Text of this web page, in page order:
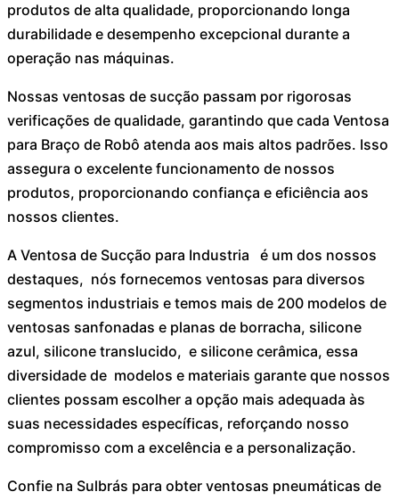
produtos de alta qualidade, proporcionando longa
durabilidade e desempenho excepcional durante a
operação nas máquinas.
Nossas ventosas de sucção passam por rigorosas
verificações de qualidade, garantindo que cada Ventosa
para Braço de Robô atenda aos mais altos padrões. Isso
assegura o excelente funcionamento de nossos
produtos, proporcionando confiança e eficiência aos
nossos clientes.
A Ventosa de Sucção para Industria é um dos nossos
destaques, nós fornecemos ventosas para diversos
segmentos industriais e temos mais de 200 modelos de
ventosas sanfonadas e planas de borracha, silicone
azul, silicone translucido, e silicone cerâmica, essa
diversidade de modelos e materiais garante que nossos
clientes possam escolher a opção mais adequada às
suas necessidades específicas, reforçando nosso
compromisso com a excelência e a personalização.
Confie na Sulbrás para obter ventosas pneumáticas de